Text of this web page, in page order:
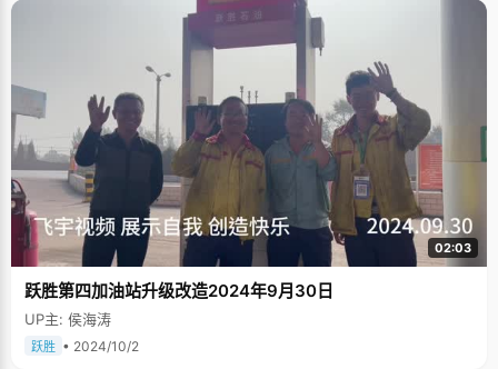
02:03
跃胜第四加油站升级改造2024年9月30日
UP主: 侯海涛
跃胜 • 2024/10/2